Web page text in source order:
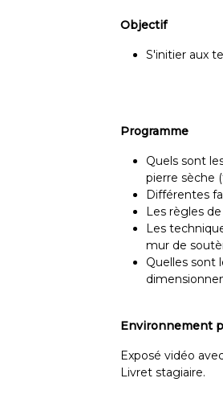
Objectif
S'initier aux
Programme
Quels sont
pierre sèche
Différentes
Les règles
Les
mur de
Quelles sont
Environnement
Exposé vidéo
Livret stagiaire.